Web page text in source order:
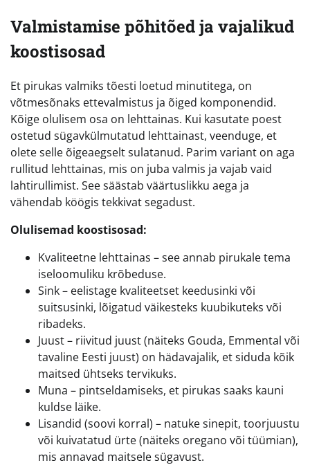
Valmistamise põhitõed ja vajalikud
koostisosad
Et pirukas valmiks tõesti loetud minutitega, on
võtmesõnaks ettevalmistus ja õiged komponendid.
Kõige olulisem osa on lehttainas. Kui kasutate poest
ostetud sügavkülmutatud lehttainast, veenduge, et
olete selle õigeaegselt sulatanud. Parim variant on aga
rullitud lehttainas, mis on juba valmis ja vajab vaid
lahtirullimist. See säästab väärtuslikku aega ja
vähendab köögis tekkivat segadust.
Olulisemad koostisosad:
Kvaliteetne lehttainas – see annab pirukale tema
iseloomuliku krõbeduse.
Sink – eelistage kvaliteetset keedusinki või
suitsusinki, lõigatud väikesteks kuubikuteks või
ribadeks.
Juust – riivitud juust (näiteks Gouda, Emmental või
tavaline Eesti juust) on hädavajalik, et siduda kõik
maitsed ühtseks tervikuks.
Muna – pintseldamiseks, et pirukas saaks kauni
kuldse läike.
Lisandid (soovi korral) – natuke sinepit, toorjuustu
või kuivatatud ürte (näiteks oregano või tüümian),
mis annavad maitsele sügavust.